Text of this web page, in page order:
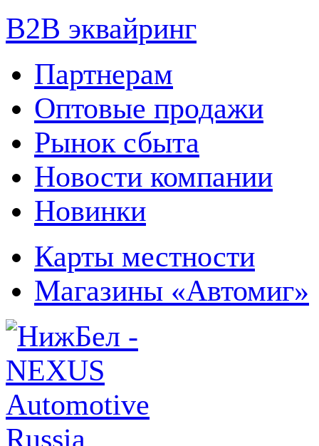
B2B эквайринг
Партнерам
Оптовые продажи
Рынок сбыта
Новости компании
Новинки
Карты местности
Магазины «Автомиг»